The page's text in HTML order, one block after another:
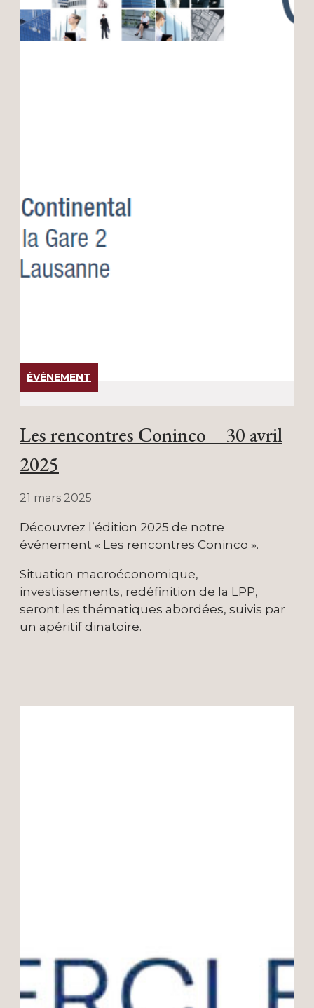
ÉVÉNEMENT
Les rencontres Coninco – 30 avril
2025
21 mars 2025
Découvrez l’édition 2025 de notre
événement « Les rencontres Coninco ».
Situation macroéconomique,
investissements, redéfinition de la LPP,
seront les thématiques abordées, suivis par
un apéritif dinatoire.